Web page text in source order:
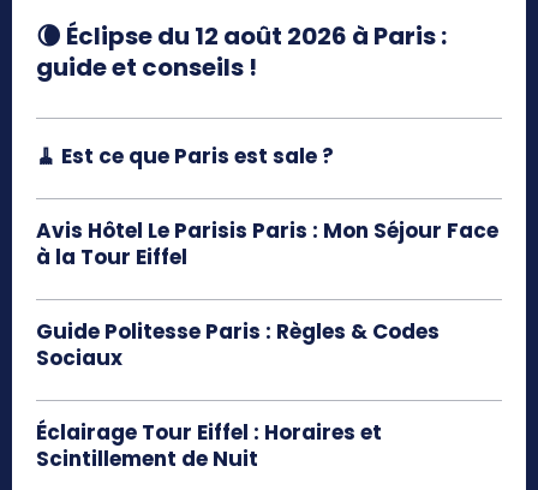
🌘 Éclipse du 12 août 2026 à Paris :
guide et conseils !
🧹 Est ce que Paris est sale ?
Avis Hôtel Le Parisis Paris : Mon Séjour Face
à la Tour Eiffel
Guide Politesse Paris : Règles & Codes
Sociaux
Éclairage Tour Eiffel : Horaires et
Scintillement de Nuit